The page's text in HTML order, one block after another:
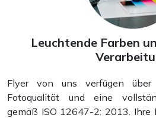
Broschüren
Leuchtende Farben
Flyer von uns verfügen
Fotoqualität und eine
gemäß ISO 12647-2: 2013. Ihre